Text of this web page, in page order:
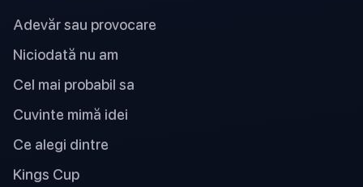
Adevăr sau provocare
Niciodată nu am
Cel mai probabil sa
Cuvinte mimă idei
Ce alegi dintre
Kings Cup